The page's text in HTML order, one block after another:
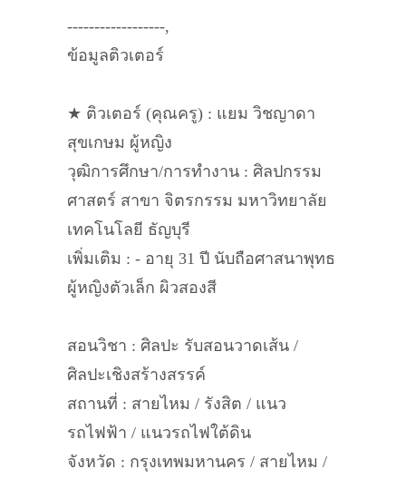
------------------,
ข้อมูลติวเตอร์
★ ติวเตอร์ (คุณครู) : แยม วิชญาดา
สุขเกษม ผู้หญิง
วุฒิการศึกษา/การทำงาน : ศิลปกรรม
ศาสตร์ สาขา จิตรกรรม มหาวิทยาลัย
เทคโนโลยี ธัญบุรี
เพิ่มเติม : - อายุ 31 ปี นับถือศาสนาพุทธ
ผู้หญิงตัวเล็ก ผิวสองสี
สอนวิชา : ศิลปะ รับสอนวาดเส้น /
ศิลปะเชิงสร้างสรรค์
สถานที่ : สายไหม / รังสิต / แนว
รถไฟฟ้า / แนวรถไฟใต้ดิน
จังหวัด : กรุงเทพมหานคร / สายไหม /